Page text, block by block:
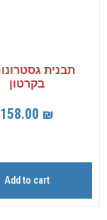
בקרטון
158.00 ₪
Add to cart